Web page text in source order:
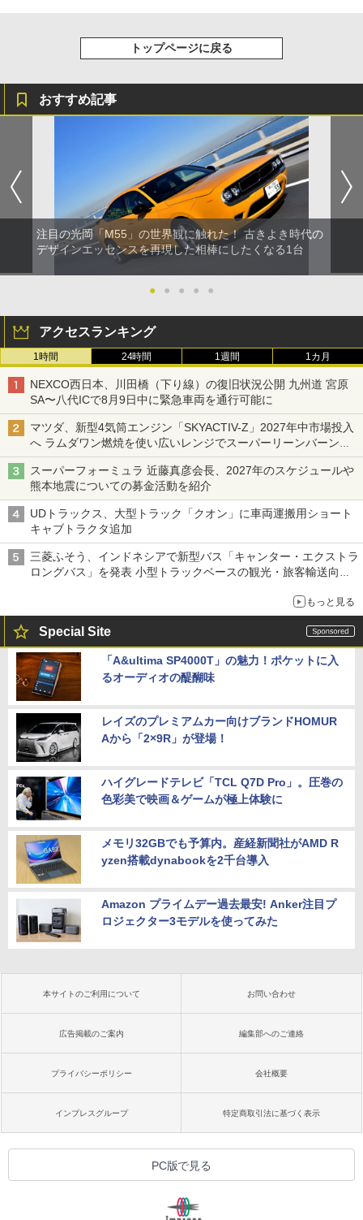
トップページに戻る
おすすめ記事
注目の光岡「M55」の世界観に触れた！ 古きよき時代の
デザインエッセンスを再現した相棒にしたくなる1台
● ● ● ● ●
アクセスランキング
1時間 24時間 1週間 1カ月
NEXCO西日本、川田橋（下り線）の復旧状況公開 九州道 宮原
SA〜八代ICで8月9日中に緊急車両を通行可能に
マツダ、新型4気筒エンジン「SKYACTIV-Z」2027年中市場投入
へ ラムダワン燃焼を使い広いレンジでスーパーリーンバーン燃
焼を実現
スーパーフォーミュラ 近藤真彦会長、2027年のスケジュールや
熊本地震についての募金活動を紹介
UDトラックス、大型トラック「クオン」に車両運搬用ショート
キャブトラクタ追加
三菱ふそう、インドネシアで新型バス「キャンター・エクストラ
ロングバス」を発表 小型トラックベースの観光・旅客輸送向け
もっと見る
Special Site
「A&ultima SP4000T」の魅力！ポケットに入
るオーディオの醍醐味
レイズのプレミアムカー向けブランドHOMUR
Aから「2×9R」が登場！
ハイグレードテレビ「TCL Q7D Pro」。圧巻の
色彩美で映画＆ゲームが極上体験に
メモリ32GBでも予算内。産経新聞社がAMD R
yzen搭載dynabookを2千台導入
Amazon プライムデー過去最安! Anker注目プ
ロジェクター3モデルを使ってみた
本サイトのご利用について お問い合わせ
広告掲載のご案内 編集部へのご連絡
プライバシーポリシー 会社概要
インプレスグループ 特定商取引法に基づく表示
PC版で見る